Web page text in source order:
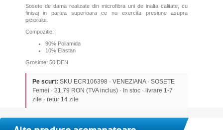
Sosete de dama realizate din microfibra uni de inalta calitate, cu
finisaj in partea superioara ce nu exercita presiune asupra
piciorului.
Compozitie:
90% Poliamida
10% Elastan
Grosime: 50 DEN
Pe scurt: SKU ECR106398 · VENEZIANA · SOSETE
Femei · 31,79 RON (TVA inclus) · In stoc · livrare 1-7
zile · retur 14 zile